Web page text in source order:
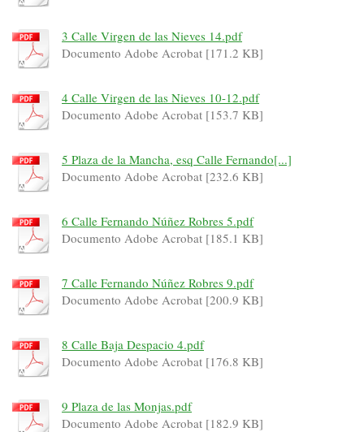
3 Calle Virgen de las Nieves 14.pdf
Documento Adobe Acrobat [171.2 KB]
4 Calle Virgen de las Nieves 10-12.pdf
Documento Adobe Acrobat [153.7 KB]
5 Plaza de la Mancha, esq Calle Fernando[...]
Documento Adobe Acrobat [232.6 KB]
6 Calle Fernando Núñez Robres 5.pdf
Documento Adobe Acrobat [185.1 KB]
7 Calle Fernando Núñez Robres 9.pdf
Documento Adobe Acrobat [200.9 KB]
8 Calle Baja Despacio 4.pdf
Documento Adobe Acrobat [176.8 KB]
9 Plaza de las Monjas.pdf
Documento Adobe Acrobat [182.9 KB]